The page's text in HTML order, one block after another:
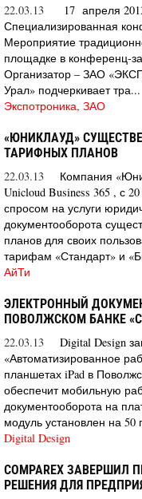
22.03.13
17 апреля
Специализированная
Мероприятие
площадке в конференц-
Организатор – ЗАО
Урал» подчеркивает тра...
Экспотроника, ЗАО
«ЮНИКЛАУД»
ТАРИФНЫХ ПЛАНОВ
22.03.13
Компания
Unicloud Business 365 , с
спросом на услуги
документооборота
планов для своих
тарифам «Стандарт» и
АйТи
ЭЛЕКТРОННЫЙ
ПОВОЛЖСКОМ БАНКЕ
22.03.13
Digital Design
«Автоматизированное
планшетах iPad в
обеспечит мобильную
документооборота на
модуль установлен на
Digital Design
COMPAREX
РЕШЕНИЯ ДЛЯ